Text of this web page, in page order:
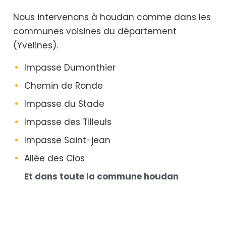
Nous intervenons à houdan comme dans les
communes voisines du département
(Yvelines).
Impasse Dumonthier
Chemin de Ronde
Impasse du Stade
Impasse des Tilleuls
Impasse Saint-jean
Allée des Clos
Et dans toute la commune houdan